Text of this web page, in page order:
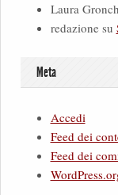
Laura
redazionesu
Meta
Accedi
Feed dei
Feed dei